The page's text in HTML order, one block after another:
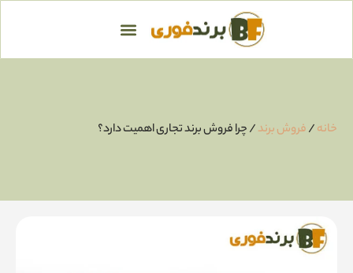
خانه/فروش برند/ چرا فروش برند تجاری اهمیت دارد؟